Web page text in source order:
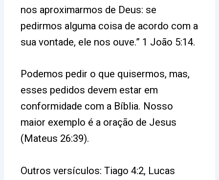
nos aproximarmos de Deus: se
pedirmos alguma coisa de acordo com a
sua vontade, ele nos ouve.” 1 João 5:14.
Podemos pedir o que quisermos, mas,
esses pedidos devem estar em
conformidade com a Bíblia. Nosso
maior exemplo é a oração de Jesus
(Mateus 26:39).
Outros versículos:Tiago 4:2, Lucas